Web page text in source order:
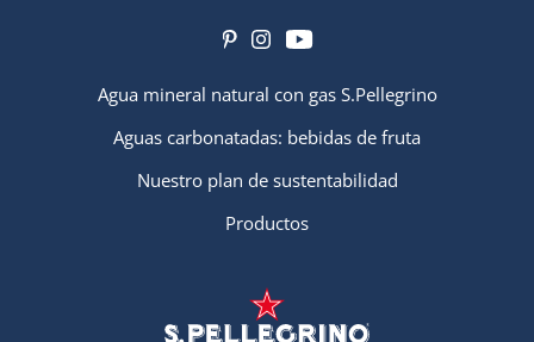
Agua mineral natural con gas S.Pellegrino
Aguas carbonatadas: bebidas de fruta
Nuestro plan de sustentabilidad
Productos